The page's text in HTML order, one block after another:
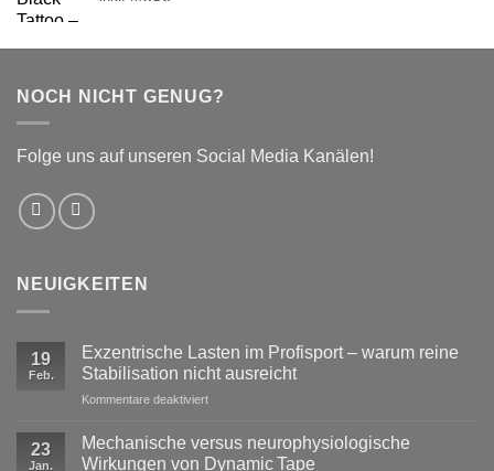
NOCH NICHT GENUG?
Folge uns auf unseren Social Media Kanälen!
NEUIGKEITEN
19
Feb.
Exzentrische Lasten im Profisport – warum reine
Stabilisation nicht ausreicht
Kommentare deaktiviertfür
im
23
Jan.
Mechanische versus neurophysiologische
Wirkungen von Dynamic Tape